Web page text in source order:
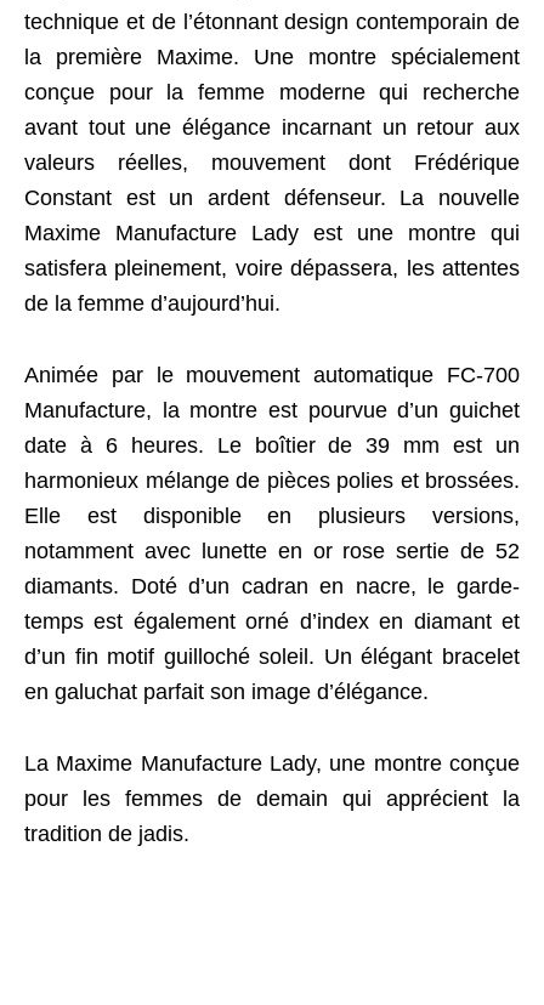
technique et de l’étonnant design contemporain de
la première Maxime. Une montre spécialement
conçue pour la femme moderne qui recherche
avant tout une élégance incarnant un retour aux
valeurs réelles, mouvement dont Frédérique
Constant est un ardent défenseur. La nouvelle
Maxime Manufacture Lady est une montre qui
satisfera pleinement, voire dépassera, les attentes
de la femme d’aujourd’hui.
Animée par le mouvement automatique FC-700
Manufacture, la montre est pourvue d’un guichet
date à 6 heures. Le boîtier de 39 mm est un
harmonieux mélange de pièces polies et brossées.
Elle est disponible en plusieurs versions,
notamment avec lunette en or rose sertie de 52
diamants. Doté d’un cadran en nacre, le garde-
temps est également orné d’index en diamant et
d’un fin motif guilloché soleil. Un élégant bracelet
en galuchat parfait son image d’élégance.
La Maxime Manufacture Lady, une montre conçue
pour les femmes de demain qui apprécient la
tradition de jadis.